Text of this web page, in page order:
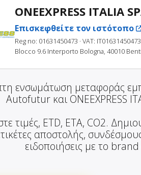
ONEEXPRESS ITALIA
Επισκεφθείτε τον ιστότοπο
Reg no: 01631450473 · VAT: IT01631450473
Blocco 9.6 Interporto Bologna, 40010
ενσωμάτωση μεταφοράς
Autofutur και ONEEXPRESS
τιμές, ETD, ETA, CO2.
αποστολής,
ειδοποιήσεις με το